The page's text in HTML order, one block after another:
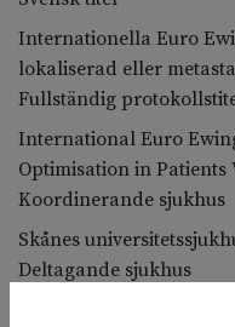
Internationella Euro
lokaliserad eller
Fullständig
International Euro
Optimisation in Patients
Koordinerande sjukhus
Skånes
Deltagande sjukhus
Skånes